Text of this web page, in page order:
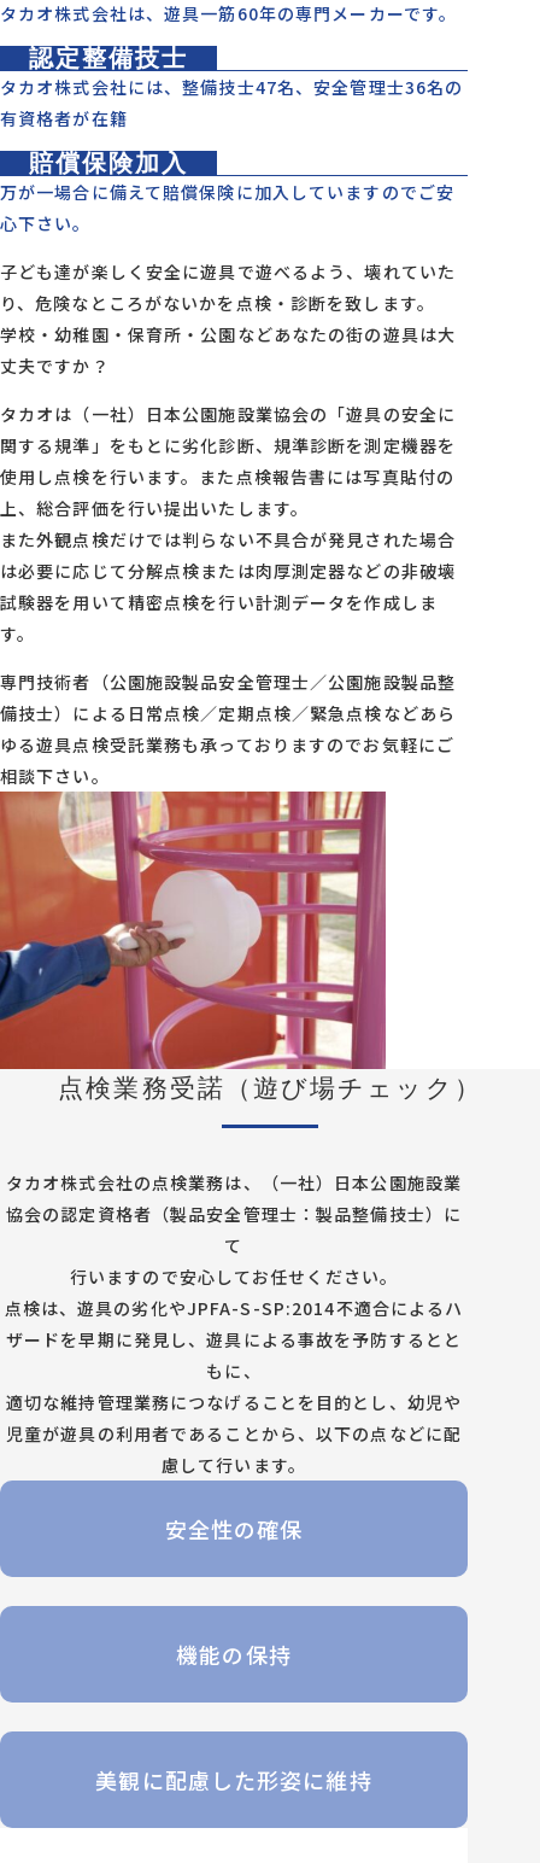
タカオ株式会社は、遊具一筋60年の専門メーカーです。
認定整備技士
タカオ株式会社には、整備技士47名、安全管理士36名の
有資格者が在籍
賠償保険加入
万が一場合に備えて賠償保険に加入していますのでご安
心下さい。
子ども達が楽しく安全に遊具で遊べるよう、壊れていた
り、危険なところがないかを点検・診断を致します。
学校・幼稚園・保育所・公園などあなたの街の遊具は大
丈夫ですか？
タカオは（一社）日本公園施設業協会の「遊具の安全に
関する規準」をもとに劣化診断、規準診断を測定機器を
使用し点検を行います。また点検報告書には写真貼付の
上、総合評価を行い提出いたします。
また外観点検だけでは判らない不具合が発見された場合
は必要に応じて分解点検または肉厚測定器などの非破壊
試験器を用いて精密点検を行い計測データを作成しま
す。
専門技術者（公園施設製品安全管理士／公園施設製品整
備技士）による日常点検／定期点検／緊急点検などあら
ゆる遊具点検受託業務も承っておりますのでお気軽にご
相談下さい。
点検業務受諾（遊び場チェック）
タカオ株式会社の点検業務は、（一社）日本公園施設業
協会の認定資格者（製品安全管理士：製品整備技士）に
て
行いますので安心してお任せください。
点検は、遊具の劣化やJPFA-S-SP:2014不適合によるハ
ザードを早期に発見し、遊具による事故を予防するとと
もに、
適切な維持管理業務につなげることを目的とし、幼児や
児童が遊具の利用者であることから、以下の点などに配
慮して行います。
安全性の確保
機能の保持
美観に配慮した形姿に維持